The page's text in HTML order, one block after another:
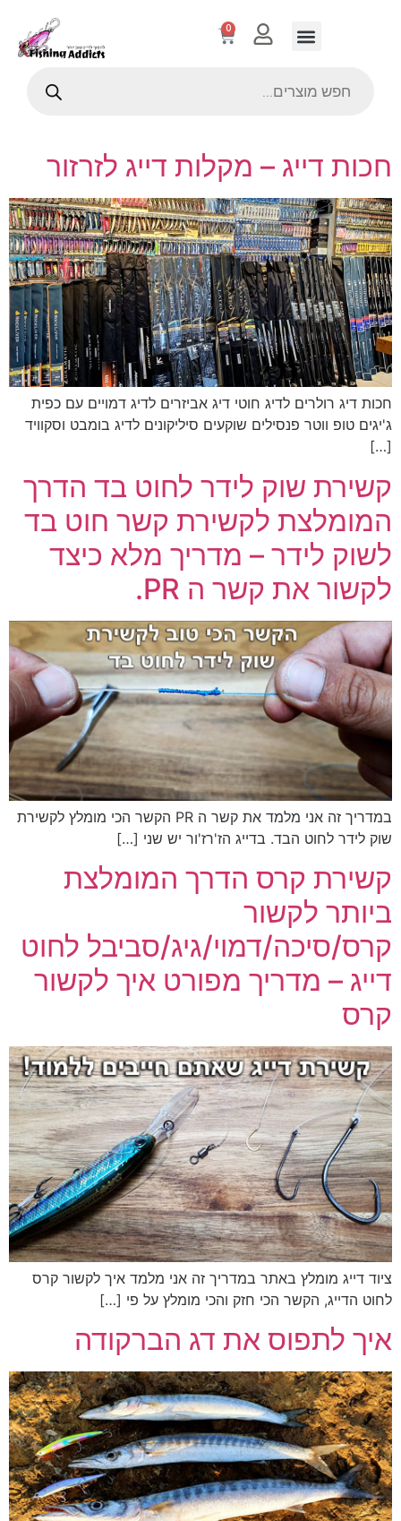
0
חכות דייג – מקלות דייג לזרזור
חכות דיג רולרים לדיג חוטי דיג אביזרים לדיג דמויים עם כפית
ג'יגים טופ ווטר פנסילים שוקעים סיליקונים לדיג בומבט וסקוויד
[…]
קשירת שוק לידר לחוט בד הדרך
המומלצת לקשירת קשר חוט בד
לשוק לידר – מדריך מלא כיצד
לקשור את קשר ה PR.
במדריך זה אני מלמד את קשר ה PR הקשר הכי מומלץ לקשירת
שוק לידר לחוט הבד. בדייג הז'רז'ור יש שני […]
קשירת קרס הדרך המומלצת
ביותר לקשור
קרס/סיכה/דמוי/גיג/סביבל לחוט
דייג – מדריך מפורט איך לקשור
קרס
ציוד דייג מומלץ באתר במדריך זה אני מלמד איך לקשור קרס
לחוט הדייג, הקשר הכי חזק והכי מומלץ על פי […]
איך לתפוס את דג הברקודה